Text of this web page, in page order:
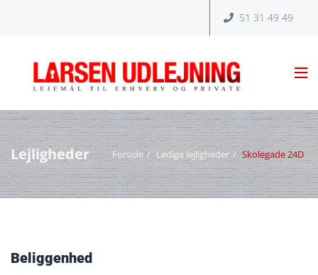
 51 31 49 49

Lejligheder Forside Ledige lejligheder Skolegade 24D
Beliggenhed